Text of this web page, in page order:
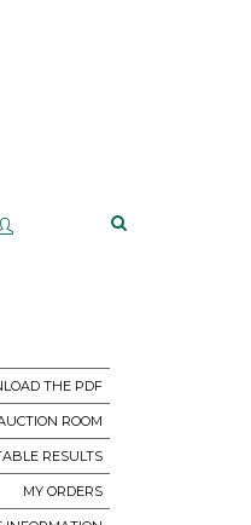
THE PDF
ROOM
RESULTS
MY ORDERS